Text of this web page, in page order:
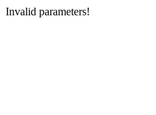
Invalid parameters!